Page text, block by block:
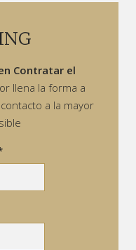
Contratar el
llena la forma a
a la mayor